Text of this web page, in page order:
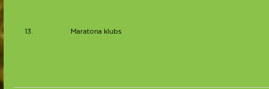
13. Maratona klubs